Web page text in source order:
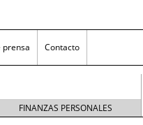
prensa Contacto
FINANZAS PERSONALES